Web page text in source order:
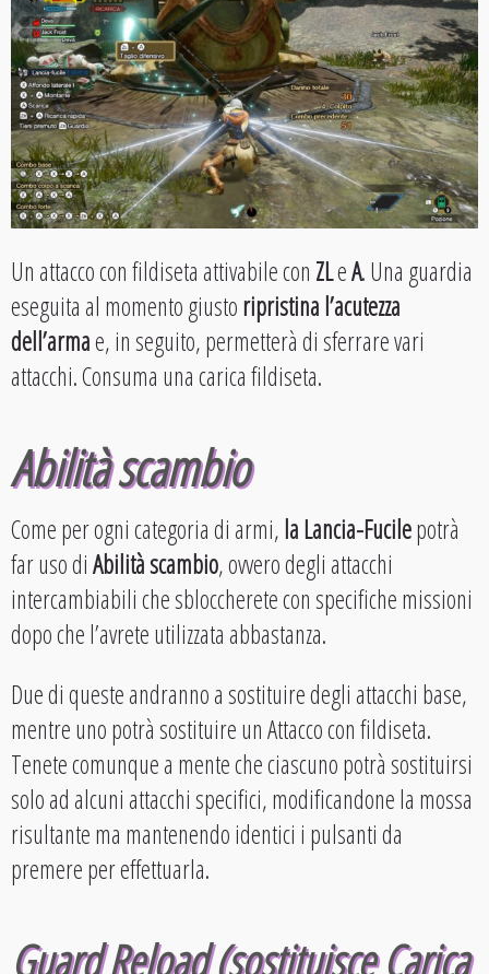
Un attacco con fildiseta attivabile con ZLeA. Una guardia
eseguita al momento giustoripristina l’acutezza
dell’armae, in seguito, permetterà di sferrare vari
attacchi. Consuma una carica fildiseta.
Abilità scambio
Come per ogni categoria di armi,la Lancia-Fucilepotrà
far uso diAbilità scambio, ovvero degli attacchi
intercambiabili che sbloccherete con specifiche missioni
dopo che l’avrete utilizzata abbastanza.
Due di queste andranno a sostituire degli attacchi base,
mentre uno potrà sostituire un Attacco con fildiseta.
Tenete comunque a mente che ciascuno potrà sostituirsi
solo ad alcuni attacchi specifici, modificandone la mossa
risultante ma mantenendo identici i pulsanti da
premere per effettuarla.
Guard Reload (sostituisce Carica